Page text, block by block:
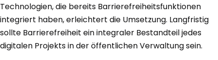
Technologien, die bereits Barrierefreiheitsfunktionen
integriert haben, erleichtert die Umsetzung. Langfristig
sollte Barrierefreiheit ein integraler Bestandteil jedes
digitalen Projekts in der öffentlichen Verwaltung sein.